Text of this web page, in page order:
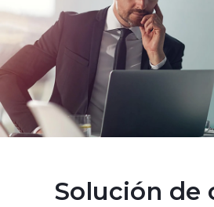
Solución de